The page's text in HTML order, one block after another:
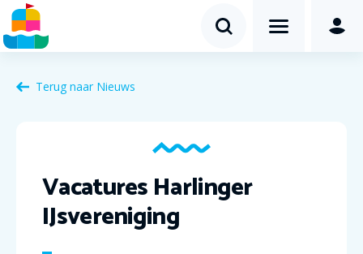
Terug naar Nieuws
Vacatures Harlinger
IJsvereniging